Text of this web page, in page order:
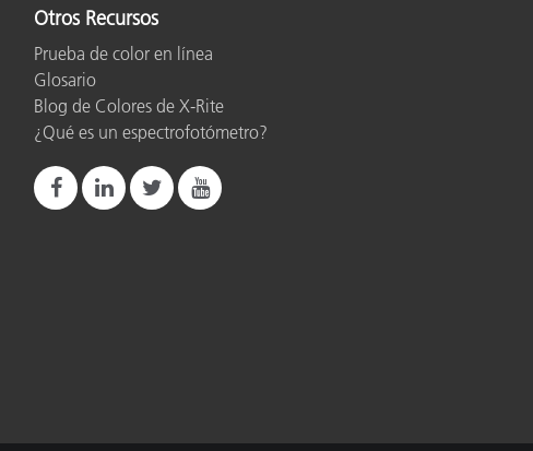
Otros Recursos
Prueba de color en línea
Glosario
Blog de Colores de X-Rite
¿Qué es un espectrofotómetro?